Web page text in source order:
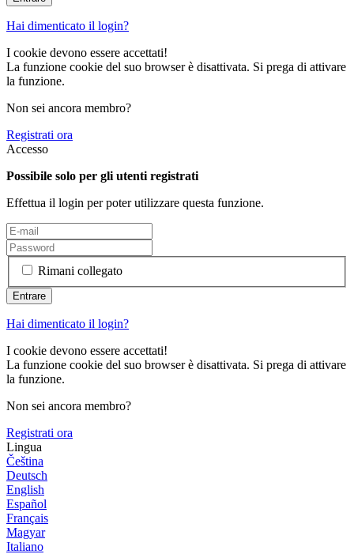
Hai dimenticato il login?
I cookie devono essere accettati!
La funzione cookie del suo browser è disattivata. Si prega di attivare
la funzione.
Non sei ancora membro?
Registrati ora
Accesso
Possibile solo per gli utenti registrati
Effettua il login per poter utilizzare questa funzione.
Rimani collegato
Hai dimenticato il login?
I cookie devono essere accettati!
La funzione cookie del suo browser è disattivata. Si prega di attivare
la funzione.
Non sei ancora membro?
Registrati ora
Lingua
Čeština
Deutsch
English
Español
Français
Magyar
Italiano